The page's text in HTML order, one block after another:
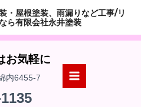
・屋根塗装、雨漏りなど工事/リ
ら有限会社永井塗装
お気軽に
内6455-7
MAIN